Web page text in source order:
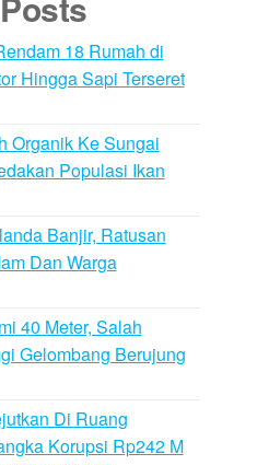
18 Rumah di
Hingga Sapi Terseret
Organik Ke Sungai
Populasi Ikan
Banjir, Ratusan
Dan Warga
40 Meter, Salah
Gelombang Berujung
Di Ruang
Korupsi Rp242 M